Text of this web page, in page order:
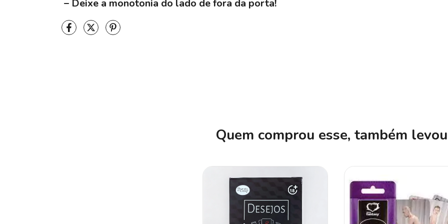
– Deixe a monotonia do lado de fora da porta!
Quem comprou esse, também